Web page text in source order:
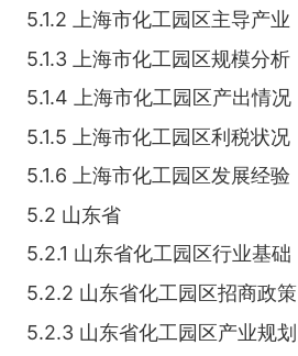
5.1.2 上海市化工园区主导产业
5.1.3 上海市化工园区规模分析
5.1.4 上海市化工园区产出情况
5.1.5 上海市化工园区利税状况
5.1.6 上海市化工园区发展经验
5.2 山东省
5.2.1 山东省化工园区行业基础
5.2.2 山东省化工园区招商政策
5.2.3 山东省化工园区产业规划